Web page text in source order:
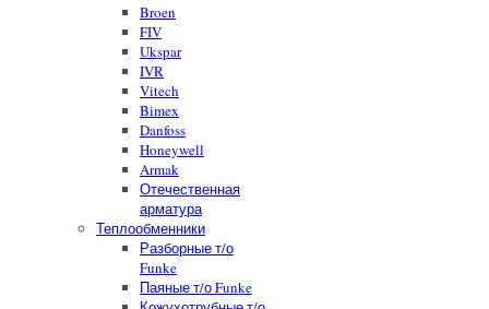
Broen
FIV
Ukspar
IVR
Vitech
Bimex
Danfoss
Honeywell
Armak
Отечественная
арматура
Теплообменники
Разборные т/о
Funke
Паяные т/о Funke